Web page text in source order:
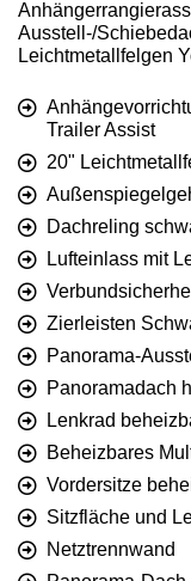
Ausstell-/
Leichtmetallfelgen
Trailer Assist
20"
Dachreling
Lufteinlass mit
Zierleisten
Panorama-
Panoramadach
Lenkrad
Beheizbares
Vordersitze
Sitzfläche und
Netztrennwand